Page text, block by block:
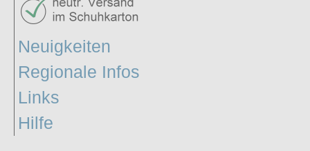
Neuigkeiten
Regionale Infos
Links
Hilfe